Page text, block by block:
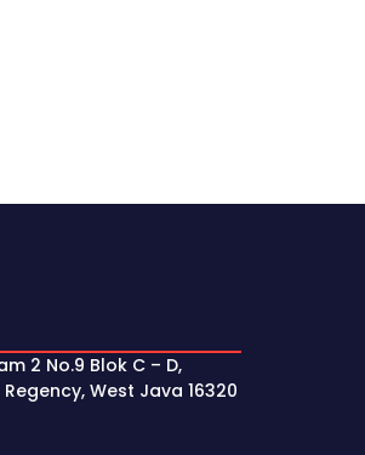
2 No.9 Blok C – D,
West Java 16320